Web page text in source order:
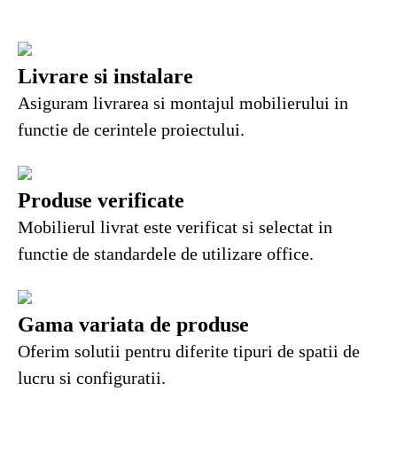
Livrare si instalare
Asiguram livrarea si montajul mobilierului in
functie de cerintele proiectului.
Produse verificate
Mobilierul livrat este verificat si selectat in
functie de standardele de utilizare office.
Gama variata de produse
Oferim solutii pentru diferite tipuri de spatii de
lucru si configuratii.